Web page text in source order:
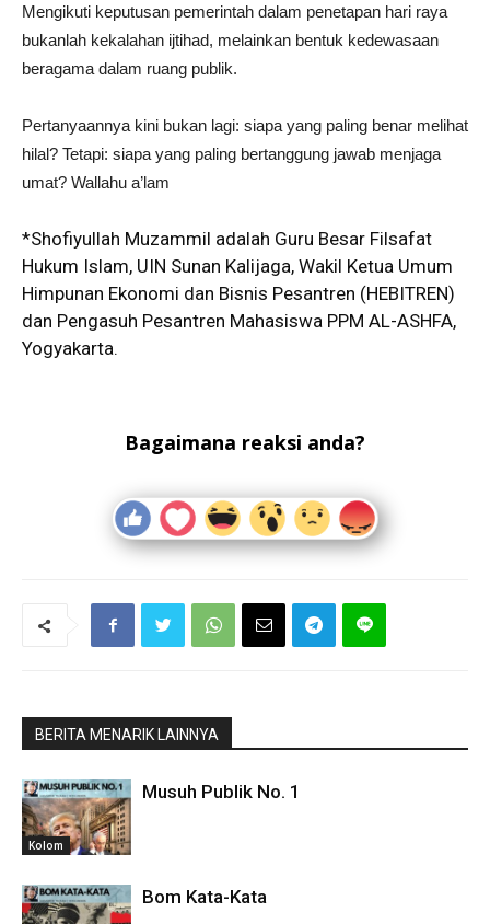
Mengikuti keputusan pemerintah dalam penetapan hari raya
bukanlah kekalahan ijtihad, melainkan bentuk kedewasaan
beragama dalam ruang publik.
Pertanyaannya kini bukan lagi: siapa yang paling benar melihat
hilal? Tetapi: siapa yang paling bertanggung jawab menjaga
umat? Wallahu a’lam
*Shofiyullah Muzammil adalah Guru Besar Filsafat
Hukum Islam, UIN Sunan Kalijaga, Wakil Ketua Umum
Himpunan Ekonomi dan Bisnis Pesantren (HEBITREN)
dan Pengasuh Pesantren Mahasiswa PPM AL-ASHFA,
Yogyakarta.
Bagaimana reaksi anda?
BERITA MENARIK LAINNYA
Kolom
Musuh Publik No. 1
Bom Kata-Kata